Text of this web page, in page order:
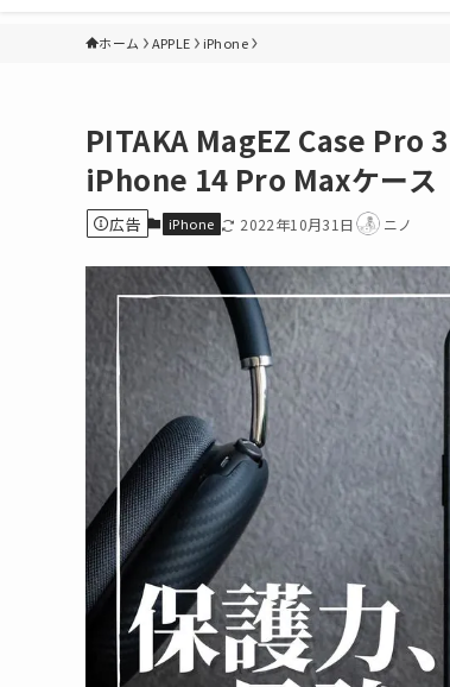
ホーム APPLE iPhone
PITAKA MagEZ Case Pro
iPhone 14 Pro Maxケース
広告 iPhone 2022年10月31日 ニノ